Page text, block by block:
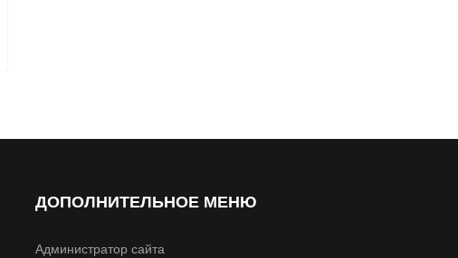
ДОПОЛНИТЕЛЬНОЕ МЕНЮ
Администратор сайта